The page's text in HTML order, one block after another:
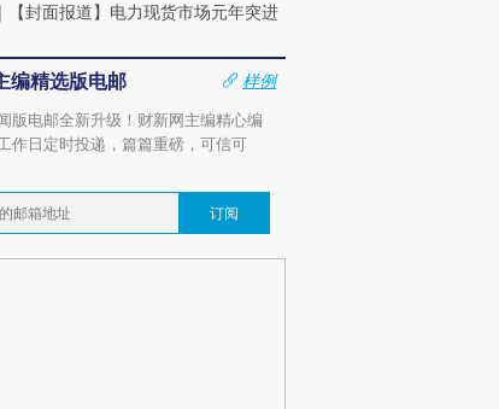
｜ 【封面报道】电力现货市场元年突进
编精选版电邮
样例
版电邮全新升级！财新网主编精心编
作日定时投递，篇篇重磅，可信可
订阅